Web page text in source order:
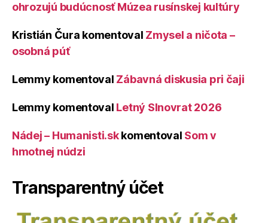
ohrozujú budúcnosť Múzea rusínskej kultúry
Kristián Čura komentoval Zmysel a ničota –
osobná púť
Lemmy komentoval Zábavná diskusia pri čaji
Lemmy komentoval Letný Slnovrat 2026
Nádej – Humanisti.skkomentoval Som v
hmotnej núdzi
Transparentný účet